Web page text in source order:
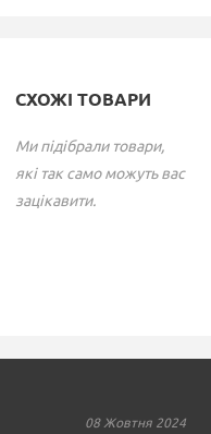
СХОЖІ ТОВАРИ
Ми підібрали товари,
які так само можуть вас
зацікавити.
08 Жовтня 2024